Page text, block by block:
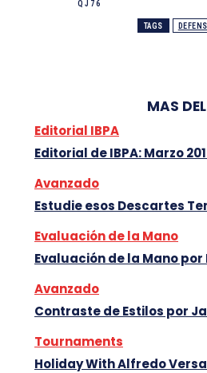
Q J 7 6
TAGS
MAS
Editorial IBPA
Editorial de IBPA: Marzo
Avanzado
Estudie esos Descartes
Evaluación de la Mano
Evaluación de la Mano por
Avanzado
Contraste de Estilos por
Tournaments
Holiday With Alfredo